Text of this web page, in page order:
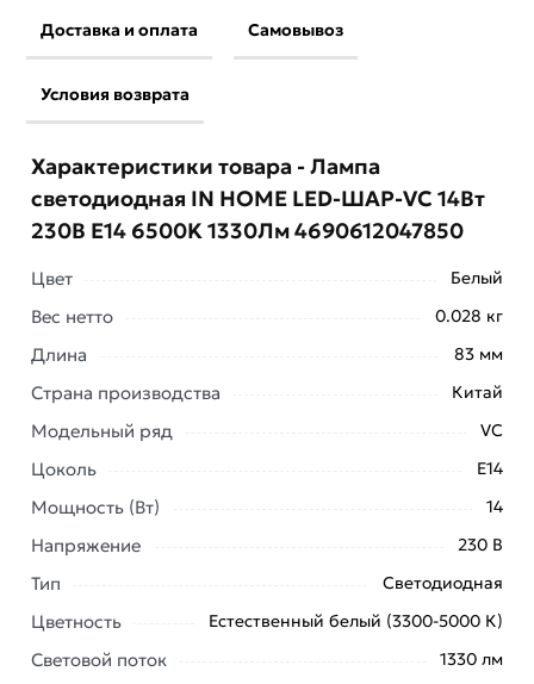
Доставка и оплата Самовывоз
Условия возврата
Условия доставки и цены на товар Лампа
Характеристики товара - Лампа
светодиодная IN HOME LED-ШАР-VC 14Вт
230В E14 6500K 1330Лм 4690612047850
Цвет Белый
Вес нетто 0.028 кг
Длина 83 мм
Страна производства Китай
Модельный ряд VC
Цоколь E14
Мощность (Вт) 14
Напряжение 230 В
Тип Светодиодная
Цветность Естественный белый (3300-5000 К)
Световой поток 1330 лм